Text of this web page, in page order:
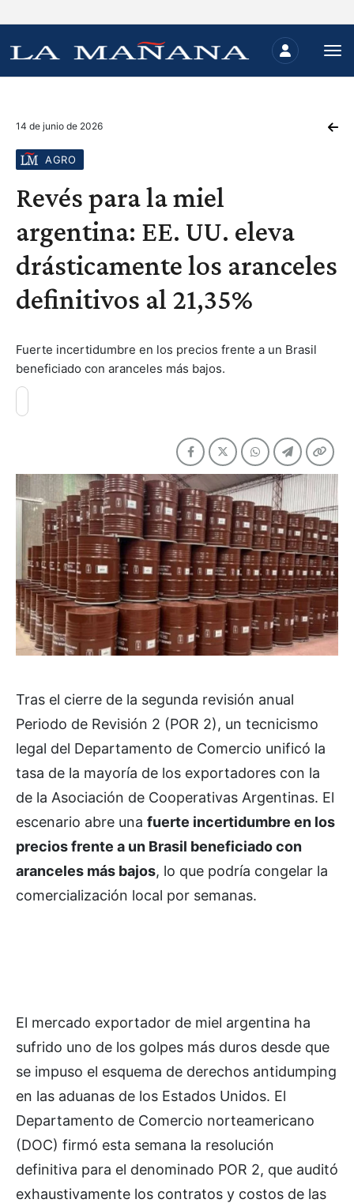
14 de junio de 2026
AGRO
Revés para la miel
argentina: EE. UU. eleva
drásticamente los aranceles
definitivos al 21,35%
Fuerte incertidumbre en los precios frente a un Brasil
beneficiado con aranceles más bajos.
Tras el cierre de la segunda revisión anual
Periodo de Revisión 2 (POR 2), un tecnicismo
legal del Departamento de Comercio unificó la
tasa de la mayoría de los exportadores con la
de la Asociación de Cooperativas Argentinas. El
escenario abre una fuerte incertidumbre en los
precios frente a un Brasil beneficiado con
aranceles más bajos, lo que podría congelar la
comercialización local por semanas.
El mercado exportador de miel argentina ha
sufrido uno de los golpes más duros desde que
se impuso el esquema de derechos antidumping
en las aduanas de los Estados Unidos. El
Departamento de Comercio norteamericano
(DOC) firmó esta semana la resolución
definitiva para el denominado POR 2, que auditó
exhaustivamente los contratos y costos de las